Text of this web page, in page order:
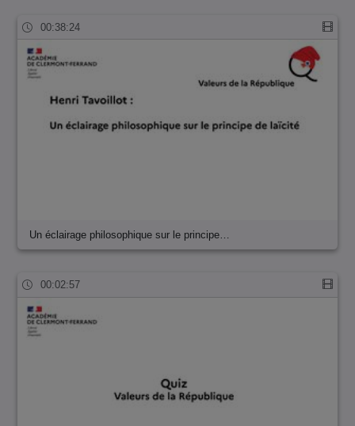
00:38:24
Un éclairage philosophique sur le principe…
00:02:57